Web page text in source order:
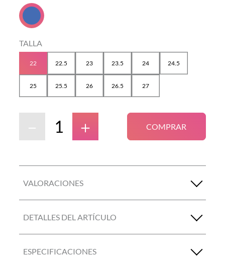
TALLA
22 22.5 23 23.5 24 24.5
25 25.5 26 26.5 27
＋
－ COMPRAR
VALORACIONES
DETALLES DEL ARTÍCULO
ESPECIFICACIONES